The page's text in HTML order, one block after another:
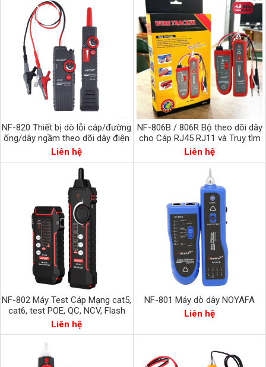
NF-820 Thiết bị dò lỗi cáp/đường
ống/dây ngầm theo dõi dây điện
áp cao và thấp với chế độ nhiễu
AC
Liên hệ
NF-806B / 806R Bộ theo dõi dây
cho Cáp RJ45 RJ11 và Truy tìm
và định vị dây điện
Liên hệ
NF-802 Máy Test Cáp Mạng cat5,
cat6, test POE, QC, NCV, Flash
Noyafa NF-802
Liên hệ
NF-801 Máy dò dây NOYAFA
Liên hệ